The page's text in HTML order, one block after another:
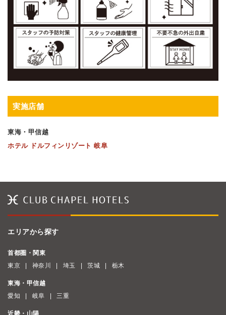
実施店舗
東海・甲信越
ホテル ドルフィンリゾート 岐阜
エリアから探す
首都圏・関東
東京
神奈川 埼玉 茨城 栃木
東海・甲信越
愛知
岐阜 三重
近畿・山陽